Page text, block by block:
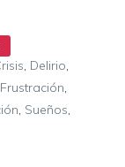
, Delirio,
Frustración,
, Sueños,